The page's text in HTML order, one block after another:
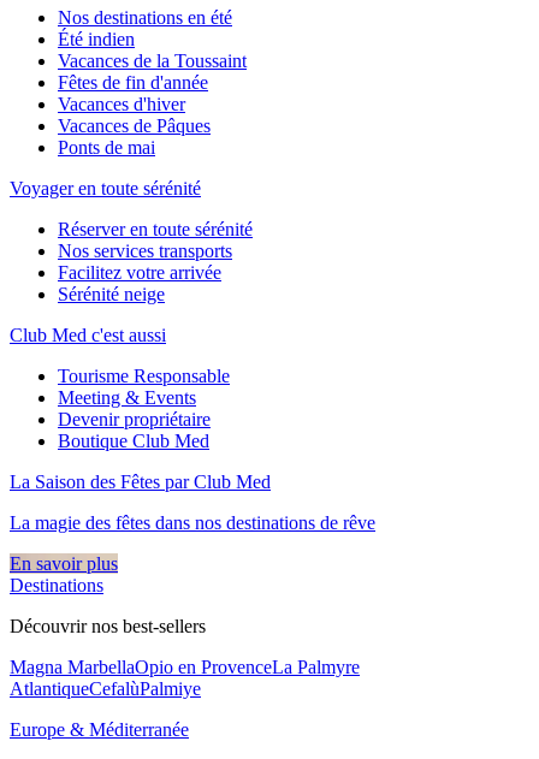
Nos destinations en été
Été indien
Vacances de la Toussaint
Fêtes de fin d'année
Vacances d'hiver
Vacances de Pâques
Ponts de mai
Voyager en toute sérénité
Réserver en toute sérénité
Nos services transports
Facilitez votre arrivée
Sérénité neige
Club Med c'est aussi
Tourisme Responsable
Meeting & Events
Devenir propriétaire
Boutique Club Med
La Saison des Fêtes par Club Med
La magie des fêtes dans nos destinations de rêve​
En savoir plus
Destinations
Découvrir nos best-sellers
Magna MarbellaOpio en ProvenceLa Palmyre
AtlantiqueCefalùPalmiye
Europe & Méditerranée